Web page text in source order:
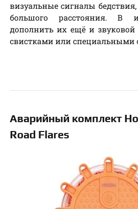
визуальные сигналы
большого расстояния. В
дополнить их ещё и звуковой
свистками или специальными
Аварийный комплект
Road Flares